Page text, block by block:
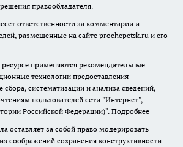
правообладателя.
ответственности за комментарии и
размещенные на сайте prochepetsk.ru и его
применяются рекомендательные
технологии предоставления
систематизации и анализа сведений,
пользователей сети "Интернет",
Российской Федерации)". Подробнее
оставляет за собой право модерировать
соображений сохранения конструктивности